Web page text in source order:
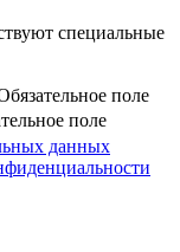
специальные
поле
поле
данных